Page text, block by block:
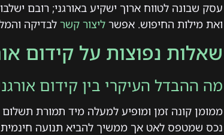
עסק שבונה לטווח ארוך ישקיע באורגני; רובם
ואת מילות החיפוש. אפשר ליצור קשר לבדיקה
שאלות נפוצות על קידום
מה ההבדל העיקרי בין קידום
ממומן קונה זמן ומופיע למעלה מיד תמורת
נכס שמטפס לאט אך ממשיך להביא תנועה חינמית